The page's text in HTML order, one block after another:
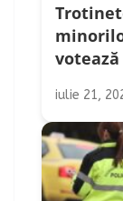
iulie 21,